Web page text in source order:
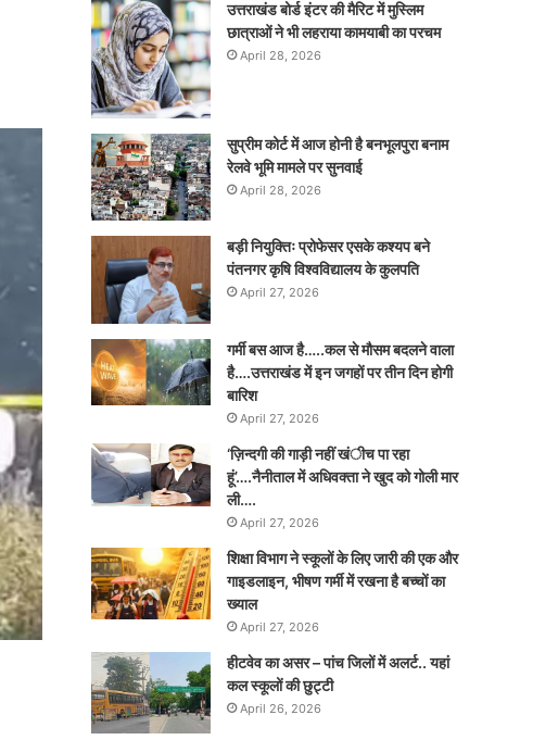
उत्तराखंड बोर्ड इंटर की मैरिट में मुस्लिम
छात्राओं ने भी लहराया कामयाबी का परचम
April 28, 2026
सुप्रीम कोर्ट में आज होनी है बनभूलपुरा बनाम
रेलवे भूमि मामले पर सुनवाई
April 28, 2026
बड़ी नियुक्तिः प्रोफेसर एसके कश्यप बने
पंतनगर कृषि विश्वविद्यालय के कुलपति
April 27, 2026
गर्मी बस आज है…..कल से मौसम बदलने वाला
है….उत्तराखंड में इन जगहों पर तीन दिन होगी
बारिश
April 27, 2026
‘ज़िन्दगी की गाड़ी नहीं खंीच पा रहा
हूं’….नैनीताल में अधिवक्ता ने खुद को गोली मार
ली….
April 27, 2026
शिक्षा विभाग ने स्कूलों के लिए जारी की एक और
गाइडलाइन, भीषण गर्मी में रखना है बच्चों का
ख्याल
April 27, 2026
हीटवेव का असर – पांच जिलों में अलर्ट.. यहां
कल स्कूलों की छुट्टी
April 26, 2026